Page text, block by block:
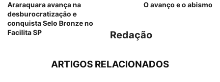
Araraquara avança na
desburocratização e
conquista Selo Bronze no
Facilita SP
O avanço e o abismo
Redação
ARTIGOS RELACIONADOS